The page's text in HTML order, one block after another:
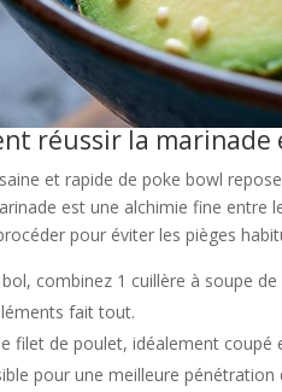
réussir la
et rapide de poke bowl
est une alchimie fine entre
pour éviter les pièges
combinez 1 cuillère à soupe de
fait tout.
filet de poulet, idéalement coupé
pour une meilleure pénétration